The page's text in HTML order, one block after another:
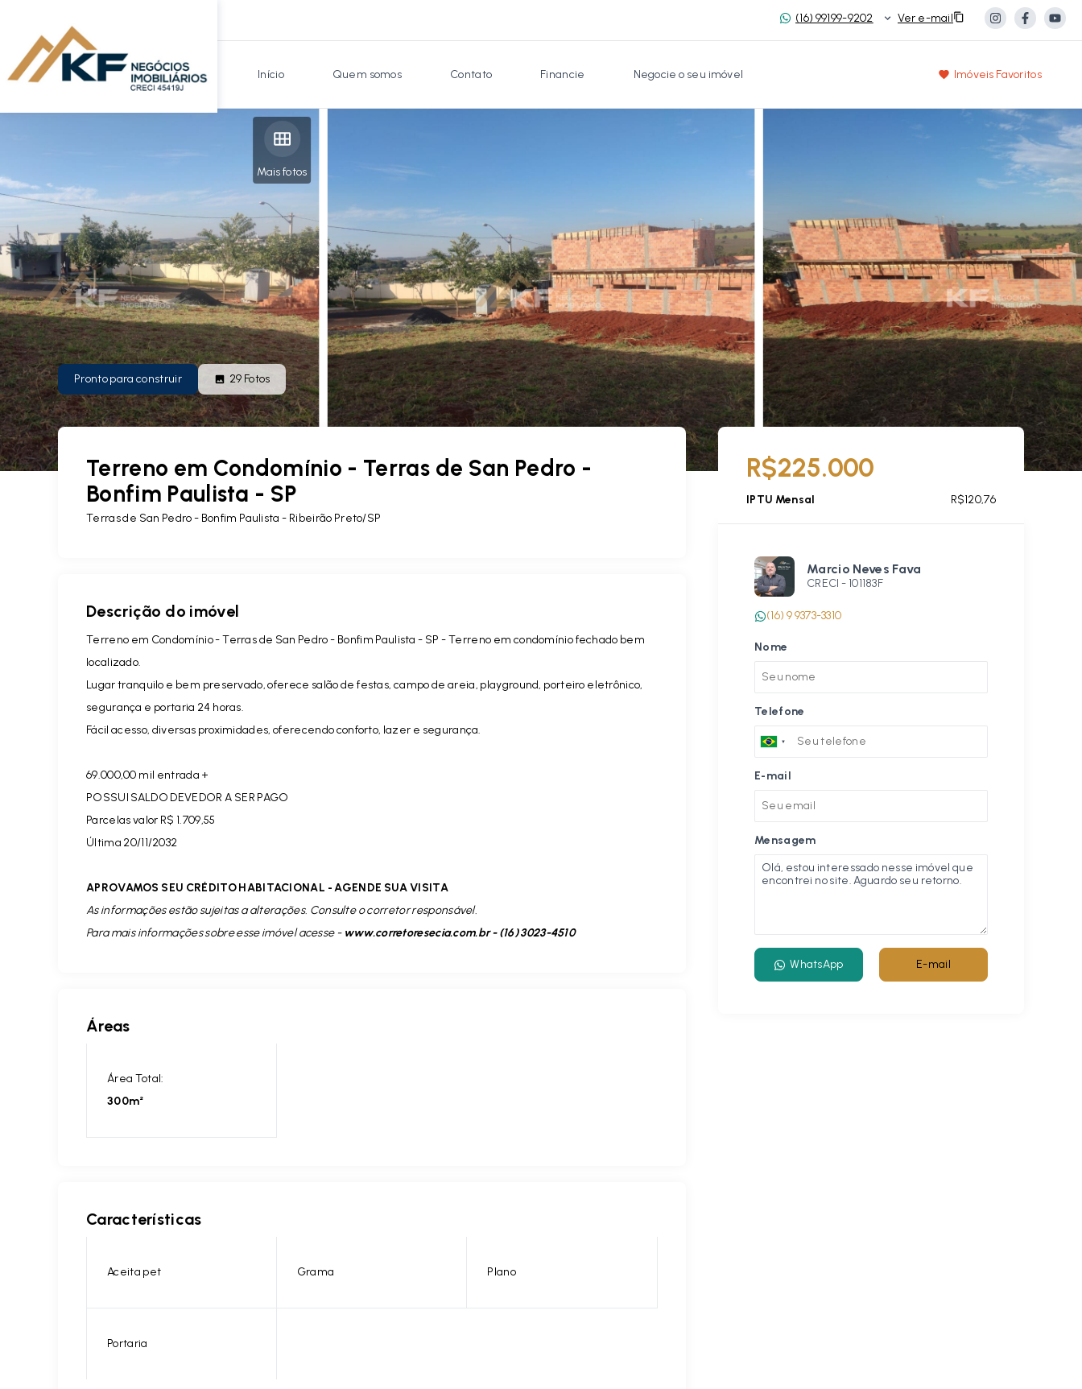
(16) 99199-9202 Ver e-mail
Início Quem somos Contato Financie Negocie o seu imóvel Imóveis Favoritos
Mais fotos
Pronto para construir 29 Fotos
Terreno em Condomínio - Terras de San Pedro -
Bonfim Paulista - SP
Terras de San Pedro - Bonfim Paulista - Ribeirão Preto/SP
Descrição do imóvel
Terreno em Condomínio - Terras de San Pedro - Bonfim Paulista - SP - Terreno em condomínio fechado bem
localizado.
Lugar tranquilo e bem preservado, oferece salão de festas, campo de areia, playground, porteiro eletrônico,
segurança e portaria 24 horas.
Fácil acesso, diversas proximidades, oferecendo conforto, lazer e segurança.
69.000,00 mil entrada +
POSSUI SALDO DEVEDOR A SER PAGO
Parcelas valor R$ 1.709,55
Última 20/11/2032
APROVAMOS SEU CRÉDITO HABITACIONAL - AGENDE SUA VISITA
As informações estão sujeitas a alterações. Consulte o corretor responsável.
Para mais informações sobre esse imóvel acesse - www.corretoresecia.com.br - (16) 3023-4510
Áreas
Área Total:
300m²
Características
Aceita pet Grama Plano
Portaria
R$225.000
IPTU Mensal R$120,76
Marcio Neves Fava
CRECI - 101183F
(16) 9 9373-3310
Nome
Telefone
E-mail
Mensagem
WhatsApp E-mail